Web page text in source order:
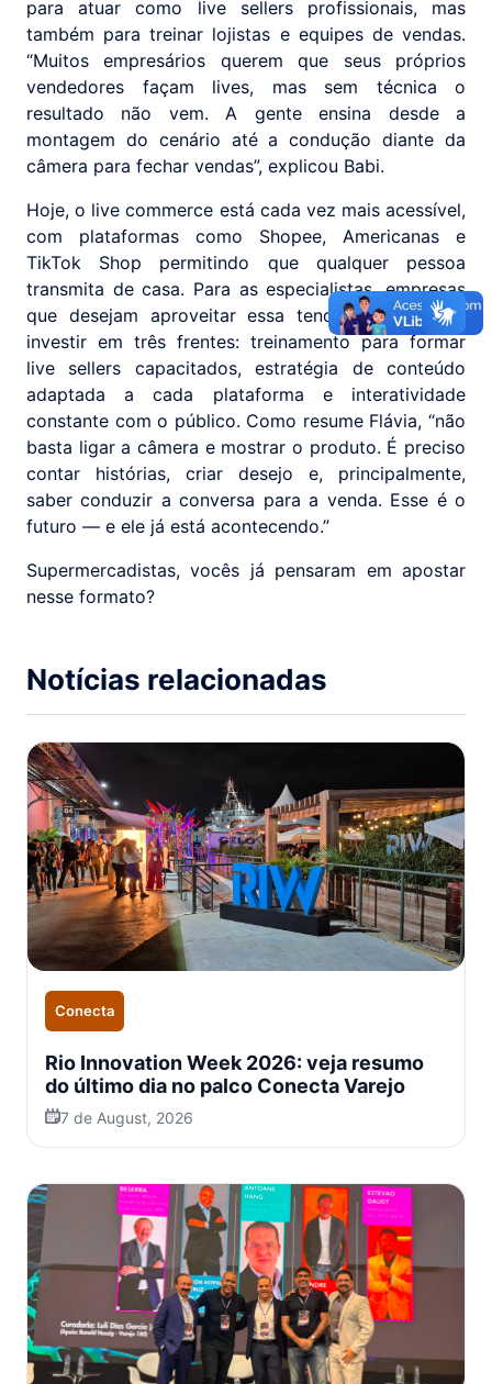
para atuar como live sellers profissionais, mas
também para treinar lojistas e equipes de vendas.
“Muitos empresários querem que seus próprios
vendedores façam lives, mas sem técnica o
resultado não vem. A gente ensina desde a
montagem do cenário até a condução diante da
câmera para fechar vendas”, explicou Babi.
Hoje, o live commerce está cada vez mais acessível,
com plataformas como Shopee, Americanas e
TikTok Shop permitindo que qualquer pessoa
transmita de casa. Para as especialistas, empresas
que desejam aproveitar essa tendência precisam
investir em três frentes: treinamento para formar
live sellers capacitados, estratégia de conteúdo
adaptada a cada plataforma e interatividade
constante com o público. Como resume Flávia, “não
basta ligar a câmera e mostrar o produto. É preciso
contar histórias, criar desejo e, principalmente,
saber conduzir a conversa para a venda. Esse é o
futuro — e ele já está acontecendo.”
Supermercadistas, vocês já pensaram em apostar
nesse formato?
Notícias relacionadas
Conecta
Rio Innovation Week 2026: veja resumo
do último dia no palco Conecta Varejo
7 de August, 2026